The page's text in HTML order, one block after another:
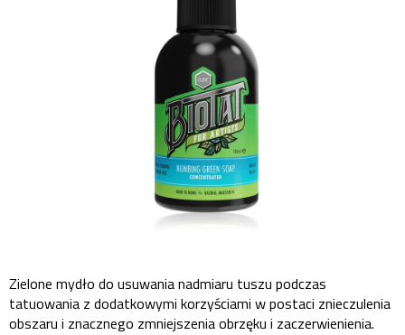
Zielone mydło do usuwania nadmiaru tuszu podczas
tatuowania z dodatkowymi korzyściami w postaci znieczulenia
obszaru i znacznego zmniejszenia obrzęku i zaczerwienienia.